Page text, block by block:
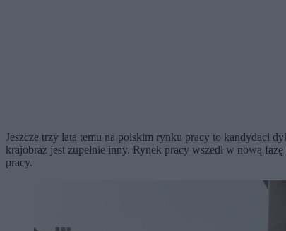
Jeszcze trzy lata temu na polskim rynku pracy to kandydaci
krajobraz jest zupełnie inny. Rynek pracy wszedł w nową
pracy.